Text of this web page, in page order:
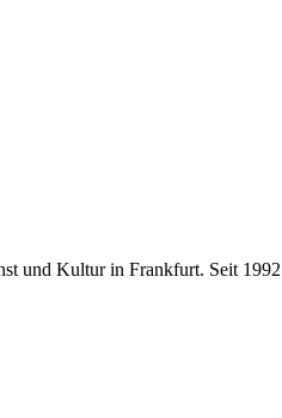
und Kultur in Frankfurt. Seit